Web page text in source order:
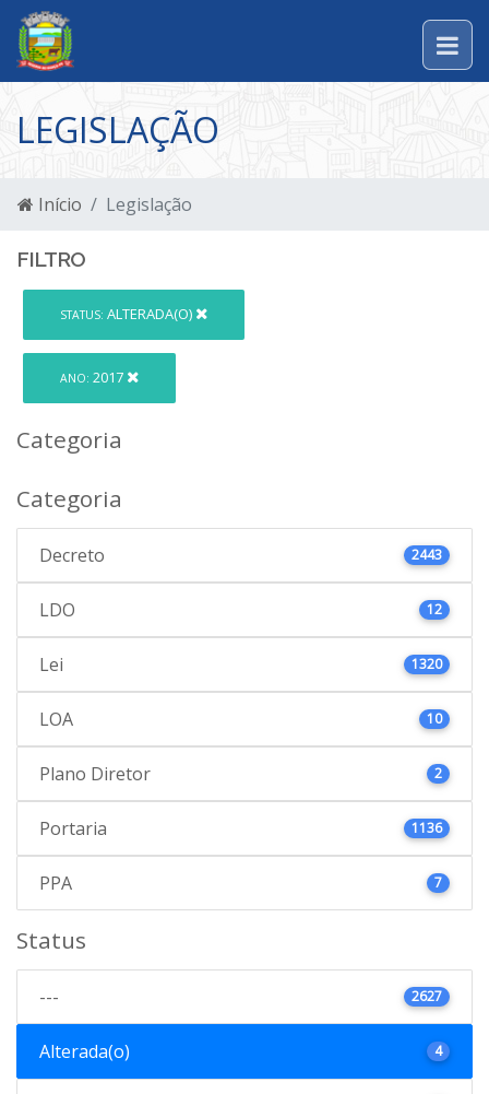
LEGISLAÇÃO
Início Legislação
FILTRO
STATUS: ALTERADA(O)
ANO: 2017
Categoria
Categoria
Decreto 2443
LDO 12
Lei 1320
LOA 10
Plano Diretor 2
Portaria 1136
PPA 7
Status
--- 2627
Alterada(o) 4